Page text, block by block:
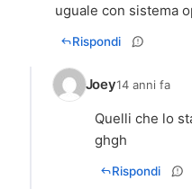
uguale con sistema
Rispondi
Joey14 anni fa
Quelli che lo
ghgh
Rispondi